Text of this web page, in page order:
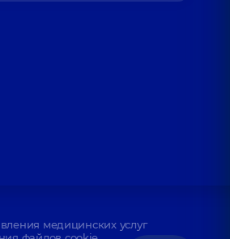
медицинских услуг